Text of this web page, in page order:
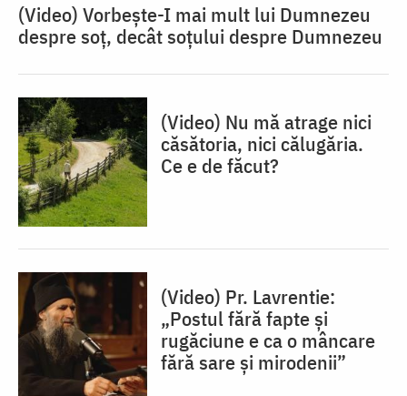
(Video) Vorbește-I mai mult lui Dumnezeu
despre soț, decât soțului despre Dumnezeu
(Video) Nu mă atrage nici
căsătoria, nici călugăria.
Ce e de făcut?
(Video) Pr. Lavrentie:
„Postul fără fapte și
rugăciune e ca o mâncare
fără sare și mirodenii”